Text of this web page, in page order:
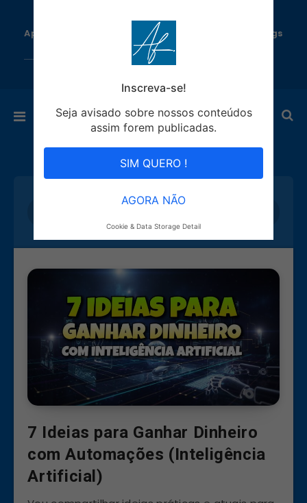
Aprenda como Ganhar Dinheiro todo dia com Blogs
Automáticos!
7 Ideias para Ganhar Dinheiro
com Automações (Inteligência
Artificial)
Inscreva-se!
Seja avisado sobre nossos conteúdos
assim forem publicadas.
SIM QUERO !
AGORA NÃO
Cookie & Data Storage Detail